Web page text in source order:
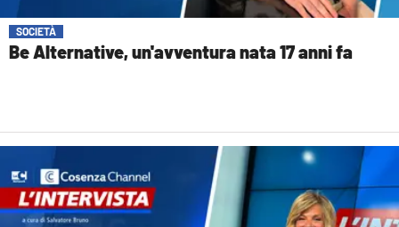
SOCIETÀ
Be Alternative, un'avventura nata 17 anni fa